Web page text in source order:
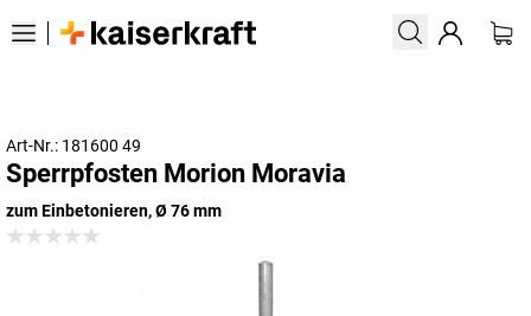
Art-Nr.: 181600 49
Sperrpfosten Morion Moravia
zum Einbetonieren, Ø 76 mm